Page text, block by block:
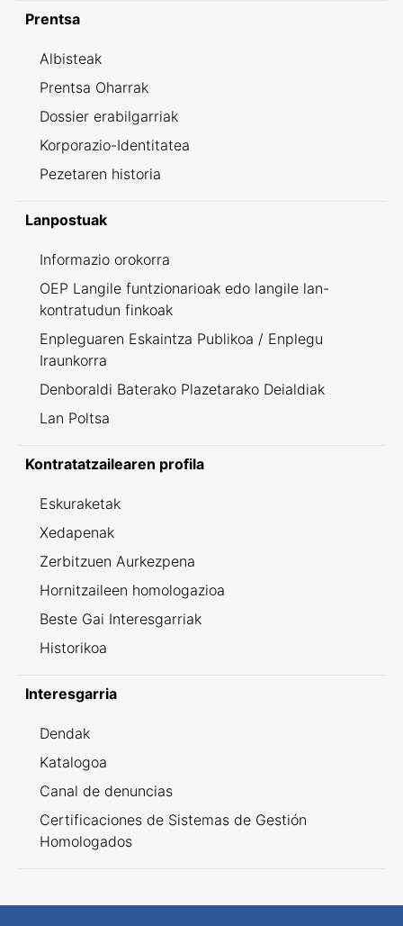
Prentsa
Albisteak
Prentsa Oharrak
Dossier erabilgarriak
Korporazio-Identitatea
Pezetaren historia
Lanpostuak
Informazio orokorra
OEP Langile funtzionarioak edo langile lan-
kontratudun finkoak
Enpleguaren Eskaintza Publikoa / Enplegu
Iraunkorra
Denboraldi Baterako Plazetarako Deialdiak
Lan Poltsa
Kontratatzailearen profila
Eskuraketak
Xedapenak
Zerbitzuen Aurkezpena
Hornitzaileen homologazioa
Beste Gai Interesgarriak
Historikoa
Interesgarria
Dendak
Katalogoa
Canal de denuncias
Certificaciones de Sistemas de Gestión
Homologados